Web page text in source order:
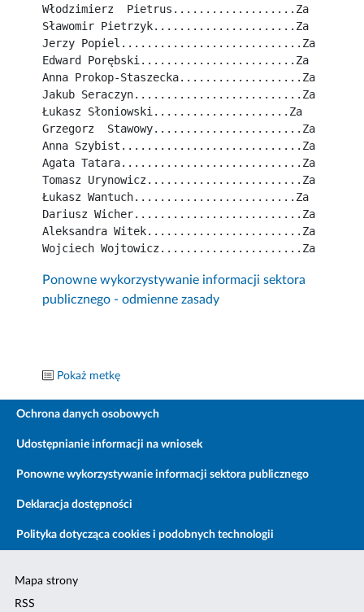
Włodzimierz  Pietrus...................Za
Sławomir Pietrzyk......................Za
Jerzy Popiel............................Za
Edward Porębski........................Za
Anna Prokop-Staszecka...................Za
Jakub Seraczyn..........................Za
Łukasz Słoniowski.....................Za
Grzegorz  Stawowy.......................Za
Anna Szybist............................Za
Agata Tatara............................Za
Tomasz Urynowicz........................Za
Łukasz Wantuch.........................Za
Dariusz Wicher..........................Za
Aleksandra Witek........................Za
Wojciech Wojtowicz......................Za
Ponowne wykorzystywanie informacji sektora
publicznego - odmienne zasady
Pokaż metkę
Ochrona danych osobowych
Udostępnianie informacji na wniosek
Ponowne wykorzystywanie informacji sektora publicznego
Deklaracja dostępności
Polityka dotycząca cookies i podobnych technologii
Mapa strony
RSS